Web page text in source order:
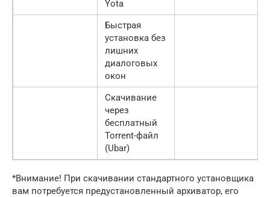
Yota
Быстрая
установка без
лишних
диалоговых
окон
Скачивание
через
бесплатный
Torrent-файл
(Ubar)
*Внимание! При скачивании стандартного установщика
вам потребуется предустановленный архиватор, его